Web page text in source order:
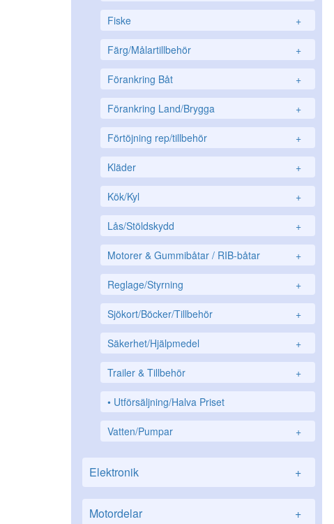
Fiske +
Färg/Målartillbehör +
Förankring Båt +
Förankring Land/Brygga +
Förtöjning rep/tillbehör +
Kläder +
Kök/Kyl +
Lås/Stöldskydd +
Motorer & Gummibåtar / RIB-båtar +
Reglage/Styrning +
Sjökort/Böcker/Tillbehör +
Säkerhet/Hjälpmedel +
Trailer & Tillbehör +
Utförsäljning/Halva Priset
Vatten/Pumpar +
Elektronik +
Motordelar +